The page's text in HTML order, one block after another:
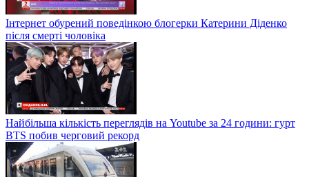
Інтернет обурений поведінкою блогерки Катерини Діденко
після смерті чоловіка
Найбільша кількість переглядів на Youtube за 24 години: гурт
BTS побив черговий рекорд